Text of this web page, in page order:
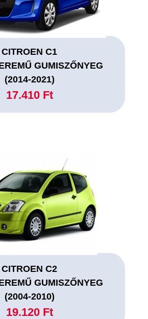
CITROEN C1
GUMISZŐNYEG
(2014-2021)
17.410 Ft
CITROEN C2
GUMISZŐNYEG
(2004-2010)
19.120 Ft